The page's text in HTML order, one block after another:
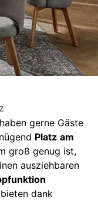
gerne Gäste
Platz am
groß genug ist,
ausziehbaren
dank